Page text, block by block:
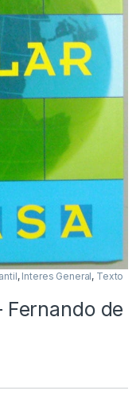
, Interes General, Texto
Fernando de